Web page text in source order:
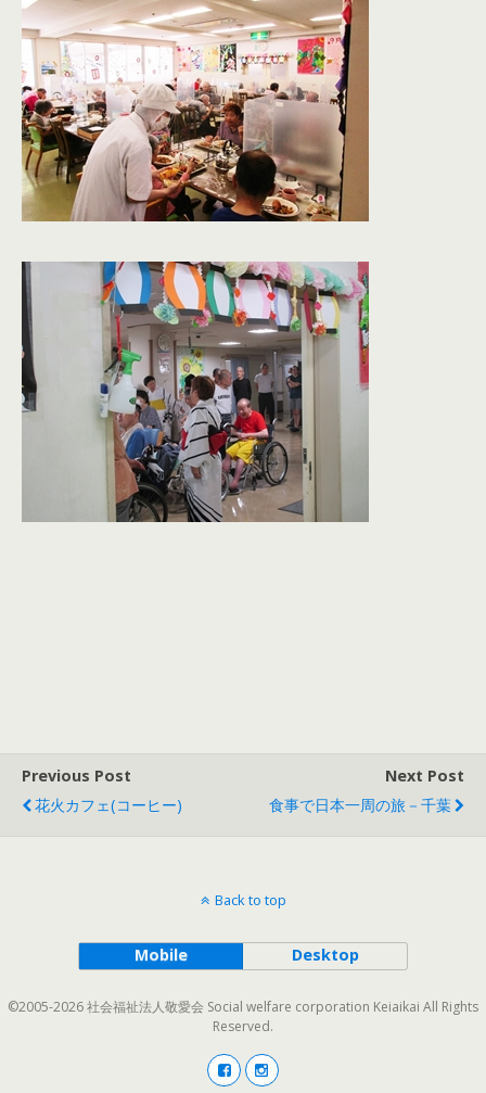
Previous Post
花火カフェ(コーヒー)
Next Post
食事で日本一周の旅－千葉
Back to top
Mobile Desktop
©2005-2026 社会福祉法人敬愛会 Social welfare corporation Keiaikai All Rights
Reserved.